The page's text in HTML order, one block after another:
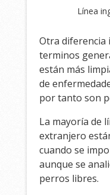
Línea
Otra diferencia
terminos
están más
de
por tanto son
La mayoría de
extranjero
cuando se
aunque se
perros libres.